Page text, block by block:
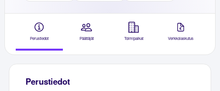
Perustiedot Päättäjät Toimipaikat Verkkolaskutus
Perustiedot